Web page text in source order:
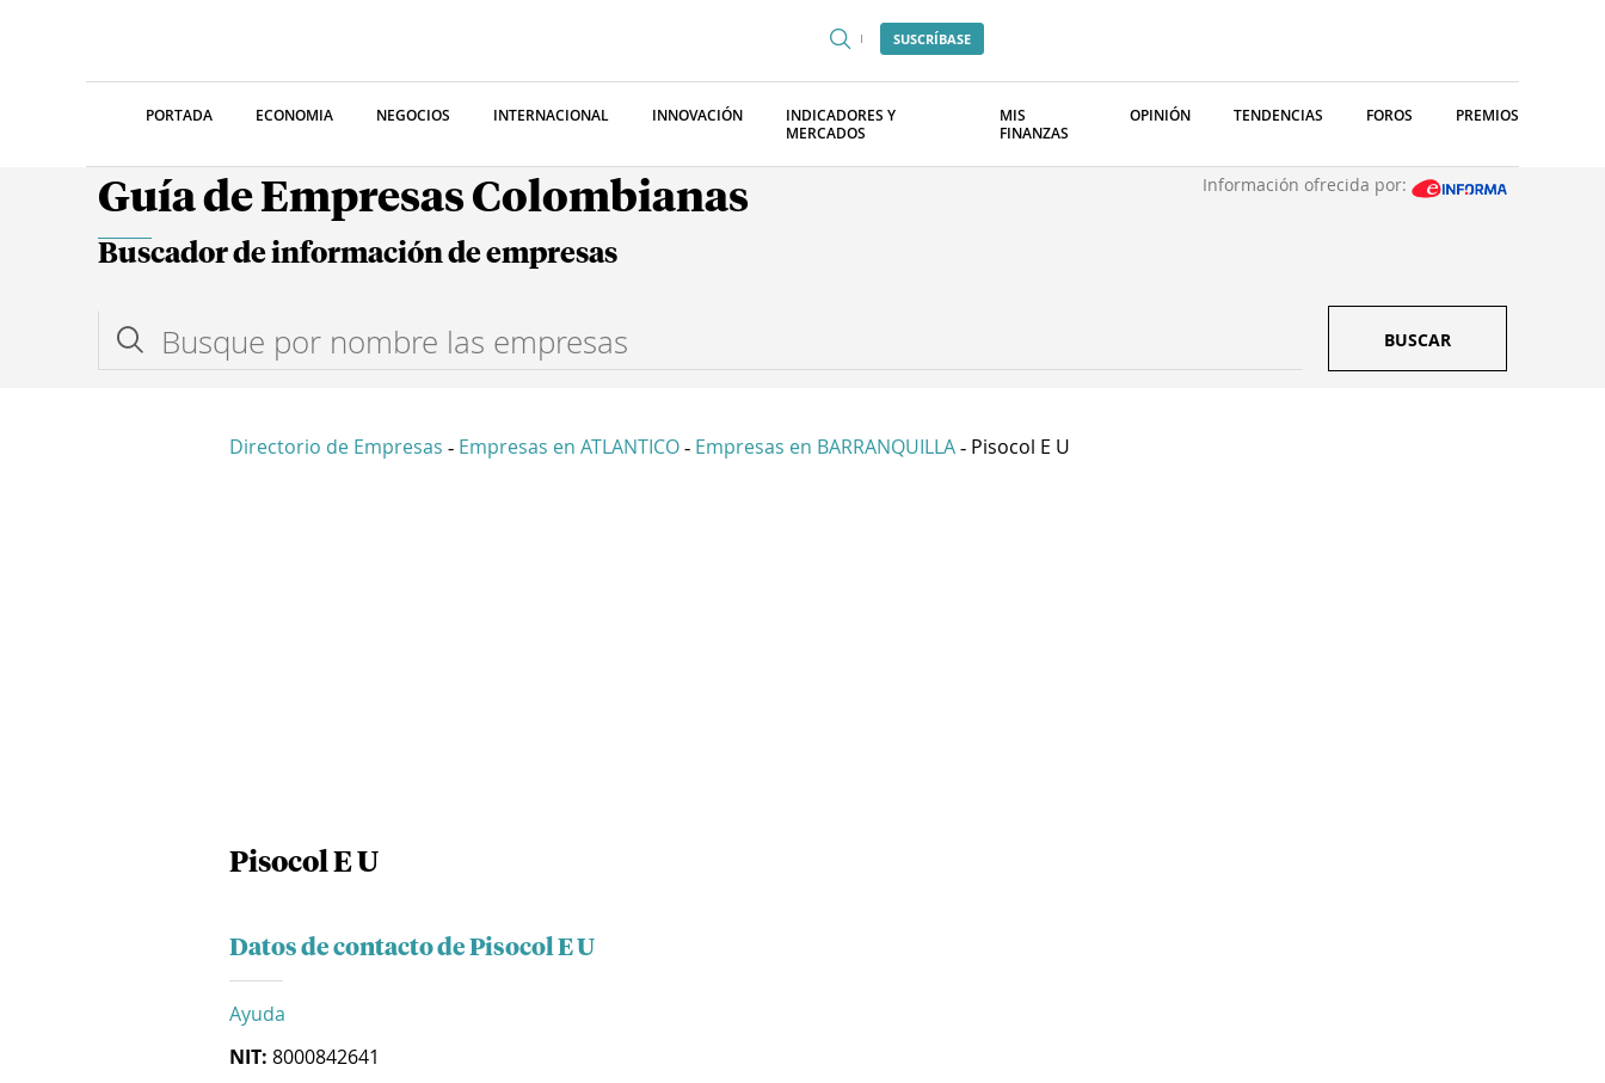
SUSCRÍBASE
PORTADA ECONOMIA NEGOCIOS INTERNACIONAL INNOVACIÓN
INDICADORES Y
MERCADOS
MIS
FINANZAS
OPINIÓN TENDENCIAS FOROS PREMIOS
Guía de Empresas Colombianas Información ofrecida por:
Buscador de información de empresas
BUSCAR
Directorio de Empresas - Empresas en ATLANTICO - Empresas en BARRANQUILLA - Pisocol E U
Pisocol E U
Datos de contacto de Pisocol E U
Ayuda
NIT: 8000842641